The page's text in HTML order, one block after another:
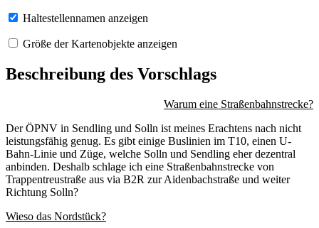
Haltestellennamen anzeigen
Größe der Kartenobjekte anzeigen
Beschreibung des Vorschlags
Warum eine Straßenbahnstrecke?
Der ÖPNV in Sendling und Solln ist meines Erachtens nach nicht
leistungsfähig genug. Es gibt einige Buslinien im T10, einen U-
Bahn-Linie und Züge, welche Solln und Sendling eher dezentral
anbinden. Deshalb schlage ich eine Straßenbahnstrecke von
Trappentreustraße aus via B2R zur Aidenbachstraße und weiter
Richtung Solln?
Wieso das Nordstück?